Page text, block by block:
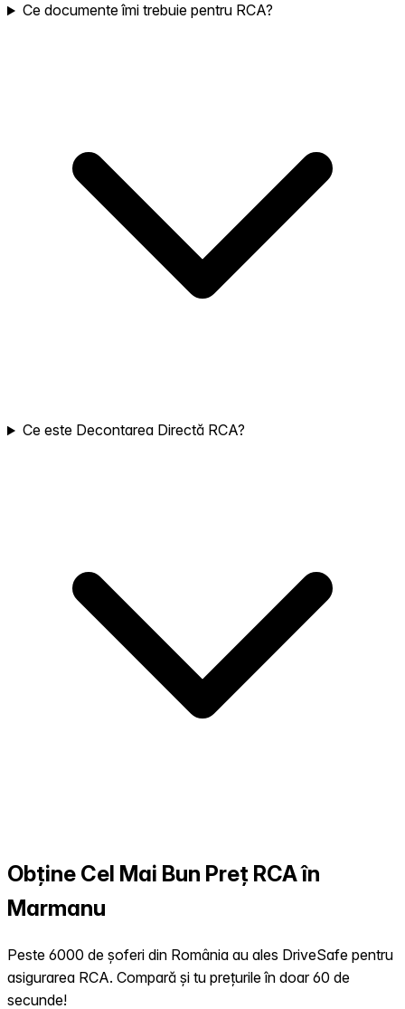
Ce documente îmi trebuie pentru RCA?
Ce este Decontarea Directă RCA?
Obține Cel Mai Bun Preț RCA în
Marmanu
Peste 6000 de șoferi din România au ales DriveSafe pentru
asigurarea RCA. Compară și tu prețurile în doar 60 de
secunde!